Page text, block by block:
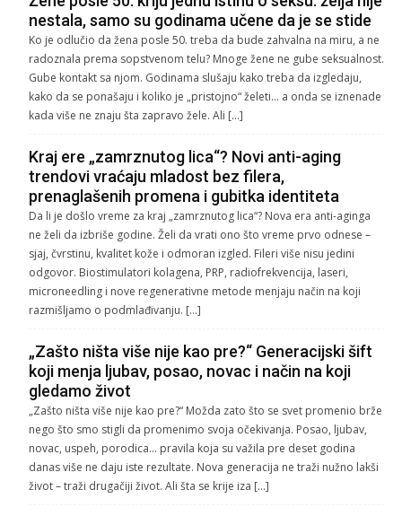
nestala, samo su godinama učene da je se stide
Ko je odlučio da žena posle 50. treba da bude zahvalna na miru, a ne
radoznala prema sopstvenom telu? Mnoge žene ne gube seksualnost.
Gube kontakt sa njom. Godinama slušaju kako treba da izgledaju,
kako da se ponašaju i koliko je „pristojno“ želeti… a onda se iznenade
kada više ne znaju šta zapravo žele. Ali […]
Kraj ere „zamrznutog lica“? Novi anti-aging
trendovi vraćaju mladost bez filera,
prenaglašenih promena i gubitka identiteta
Da li je došlo vreme za kraj „zamrznutog lica“? Nova era anti-aginga
ne želi da izbriše godine. Želi da vrati ono što vreme prvo odnese –
sjaj, čvrstinu, kvalitet kože i odmoran izgled. Fileri više nisu jedini
odgovor. Biostimulatori kolagena, PRP, radiofrekvencija, laseri,
microneedling i nove regenerativne metode menjaju način na koji
razmišljamo o podmlađivanju. […]
„Zašto ništa više nije kao pre?“ Generacijski šift
koji menja ljubav, posao, novac i način na koji
gledamo život
„Zašto ništa više nije kao pre?“ Možda zato što se svet promenio brže
nego što smo stigli da promenimo svoja očekivanja. Posao, ljubav,
novac, uspeh, porodica… pravila koja su važila pre deset godina
danas više ne daju iste rezultate. Nova generacija ne traži nužno lakši
život – traži drugačiji život. Ali šta se krije iza […]